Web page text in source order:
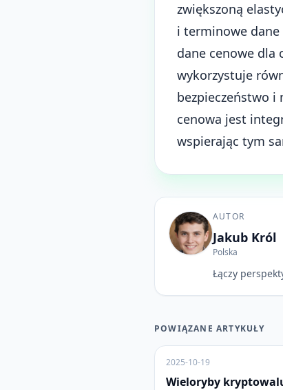
zwiększoną
i terminowe
dane cenowe dla
wykorzystuje
bezpieczeństwo i
cenowa jest
wspierając tym
AUTOR
Jakub Król
Polska
Łączy
POWIĄZANE ARTYKUŁY
2025-10-19
Wieloryby